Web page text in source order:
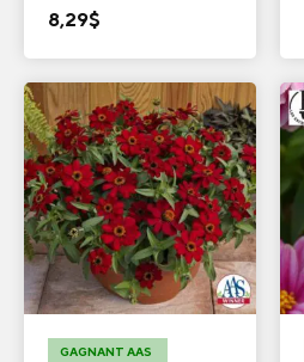
8,29$
GAGNANT AAS